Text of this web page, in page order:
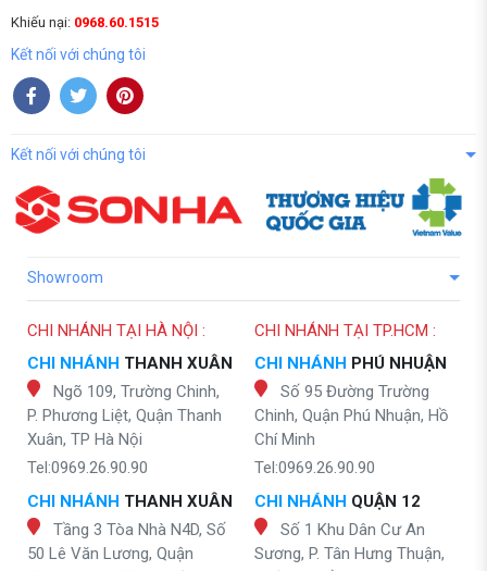
Khiếu nại: 0968.60.1515
Kết nối với chúng tôi
Kết nối với chúng tôi
Showroom
CHI NHÁNH TẠI HÀ NỘI :
CHI NHÁNH THANH XUÂN
Ngõ 109, Trường Chinh,
P. Phương Liệt, Quận Thanh
Xuân, TP Hà Nội
Tel:0969.26.90.90
CHI NHÁNH THANH XUÂN
Tầng 3 Tòa Nhà N4D, Số
50 Lê Văn Lương, Quận
CHI NHÁNH TẠI TP.HCM :
CHI NHÁNH PHÚ NHUẬN
Số 95 Đường Trường
Chinh, Quận Phú Nhuận, Hồ
Chí Minh
Tel:0969.26.90.90
CHI NHÁNH QUẬN 12
Số 1 Khu Dân Cư An
Sương, P. Tân Hưng Thuận,